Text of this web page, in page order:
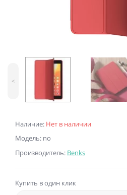
Наличие: Нет в наличии
Модель: no
Производитель: Benks
<
Купить в один клик